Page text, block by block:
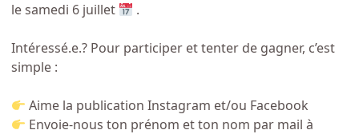
le samedi 6 juillet
.
Intéressé.e.? Pour participer et tenter de gagner, c’est
simple :
Aime la publication Instagram et/ou Facebook
Envoie-nous ton prénom et ton nom par mail à